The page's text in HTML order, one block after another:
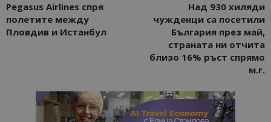
Pegasus Airlines спря
полетите между
Пловдив и Истанбул
Над 930 хиляди
чужденци са посетили
България през май,
страната ни отчита
близо 16% ръст спрямо
м.г.